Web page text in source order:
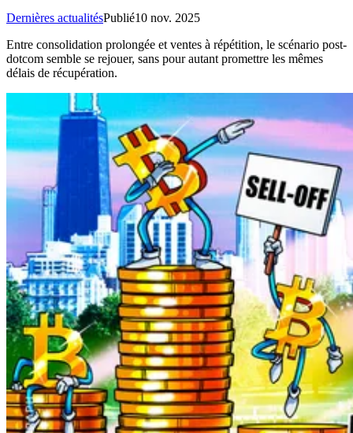
Dernières actualitésPublié10 nov. 2025
Entre consolidation prolongée et ventes à répétition, le scénario post-
dotcom semble se rejouer, sans pour autant promettre les mêmes
délais de récupération.